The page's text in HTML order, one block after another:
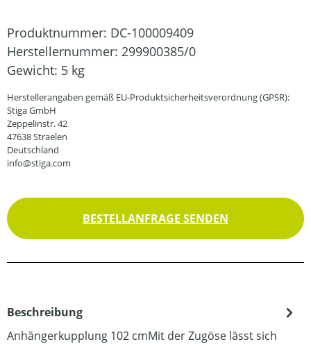
Produktnummer: DC-100009409
Herstellernummer: 299900385/0
Gewicht: 5 kg
Herstellerangaben gemäß EU-Produktsicherheitsverordnung (GPSR):
Stiga GmbH
Zeppelinstr. 42
47638 Straelen
Deutschland
info@stiga.com
BESTELLANFRAGE SENDEN
Beschreibung
Anhängerkupplung 102 cmMit der Zugöse lässt sich